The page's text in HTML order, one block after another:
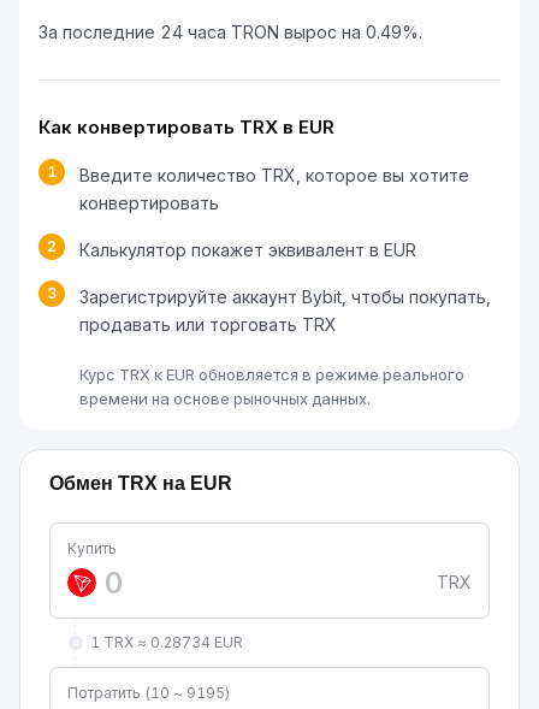
За последние 24 часа TRON вырос на 0.49%.
Как конвертировать TRX в EUR
1
Введите количество TRX, которое вы хотите
конвертировать
2 Калькулятор покажет эквивалент в EUR
3
Зарегистрируйте аккаунт Bybit, чтобы покупать,
продавать или торговать TRX
Курс TRX к EUR обновляется в режиме реального
времени на основе рыночных данных.
Обмен TRX на EUR
Купить
TRX
1 TRX ≈ 0.28734 EUR
Потратить (10 ~ 9195)